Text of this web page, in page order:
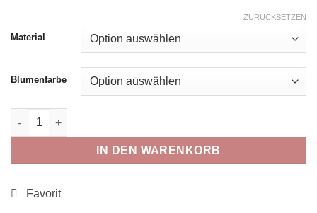
Material
Blumenfarbe
ZURÜCKSETZEN
Blumenmädchen Menge
IN DEN WARENKORB